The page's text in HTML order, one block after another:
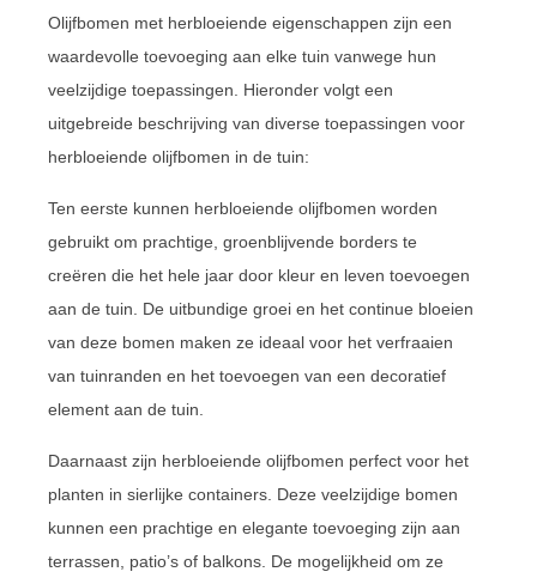
Olijfbomen met herbloeiende eigenschappen zijn een
waardevolle toevoeging aan elke tuin vanwege hun
veelzijdige toepassingen. Hieronder volgt een
uitgebreide beschrijving van diverse toepassingen voor
herbloeiende olijfbomen in de tuin:
Ten eerste kunnen herbloeiende olijfbomen worden
gebruikt om prachtige, groenblijvende borders te
creëren die het hele jaar door kleur en leven toevoegen
aan de tuin. De uitbundige groei en het continue bloeien
van deze bomen maken ze ideaal voor het verfraaien
van tuinranden en het toevoegen van een decoratief
element aan de tuin.
Daarnaast zijn herbloeiende olijfbomen perfect voor het
planten in sierlijke containers. Deze veelzijdige bomen
kunnen een prachtige en elegante toevoeging zijn aan
terrassen, patio’s of balkons. De mogelijkheid om ze